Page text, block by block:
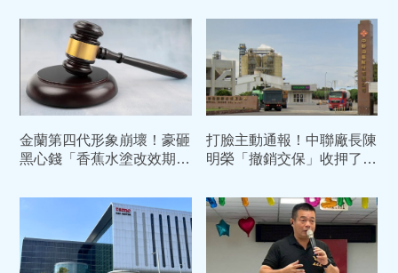
金蘭第四代形象崩壞！豪砸
黑心錢「香蕉水塗改效期」
賣
打臉主動通報！中聯廠長陳
明榮「撤銷交保」收押了
標